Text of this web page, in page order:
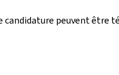
peuvent être